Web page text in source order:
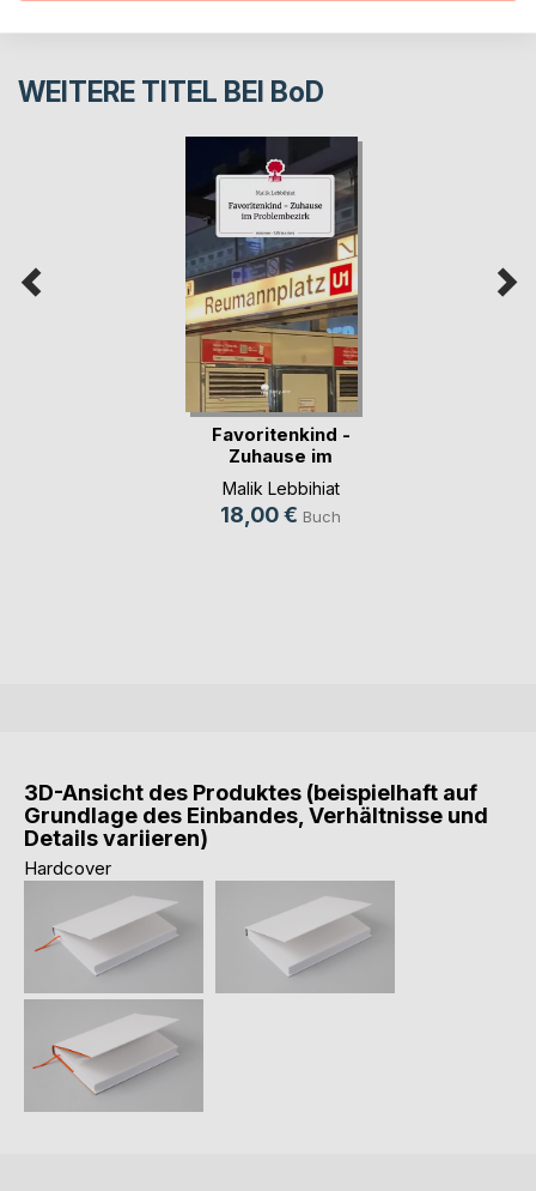
WEITERE TITEL BEI BoD
Favoritenkind -
Zuhause im
Problem(...)
Malik Lebbihiat
18,00 € Buch
3D-Ansicht des Produktes (beispielhaft auf
Grundlage des Einbandes, Verhältnisse und
Details variieren)
Hardcover